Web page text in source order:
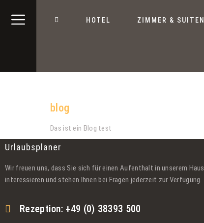
HOTEL ZIMMER & SUITEN
blog
Das ist ein Blog test
Urlaubsplaner
Wir freuen uns, dass Sie sich für einen Aufenthalt in unserem Haus
interessieren und stehen Ihnen bei Fragen jederzeit zur Verfügung.
Rezeption: +49 (0) 38393 500